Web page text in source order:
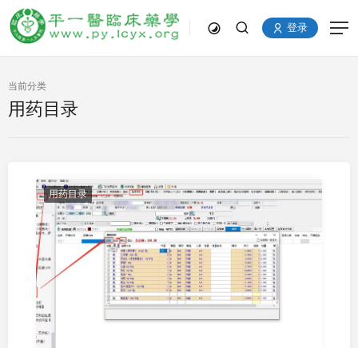
登录
当前分类
用药目录
用药目录